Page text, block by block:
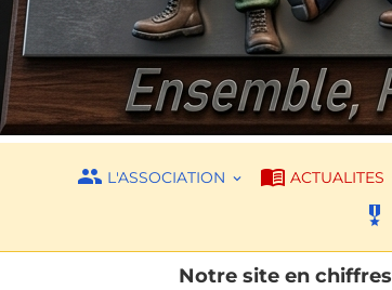
L'ASSOCIATION ACTUALITES
Notre site en chiffres